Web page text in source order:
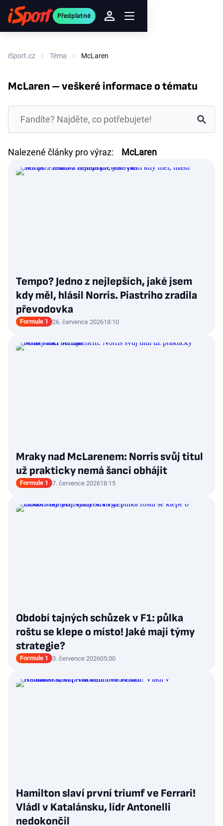
Předplatné
iSport.cz Téma McLaren
McLaren – veškeré informace o tématu
Nalezené články pro výraz: McLaren
Tempo? Jedno z nejlepších, jaké jsem
kdy měl, hlásil Norris. Piastriho zradila
převodovka
Formule 1 26. července 202618:10
Mraky nad McLarenem: Norris svůj titul
už prakticky nemá šanci obhájit
Formule 1 7. července 202618:15
Období tajných schůzek v F1: půlka
roštu se klepe o místo! Jaké mají týmy
strategie?
Formule 1 3. července 202605:00
Hamilton slaví první triumf ve Ferrari!
Vládl v Katalánsku, lídr Antonelli
nedokončil